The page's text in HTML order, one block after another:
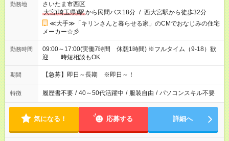
勤務地
さいたま市西区
大宮(埼玉県)駅から民間バス18分 / 西大宮駅から徒歩32分
≪大手≫「キリンさんと暮らせる家」のCMでおなじみの住宅
メーカー☆彡
勤務時間
09:00～17:00(実働7時間 休憩1時間) ※フルタイム（9-18）歓
迎 時短相談もOK
期間 【急募】即日～長期 ※即日～！
特徴 履歴書不要 / 40～50代活躍中 / 服装自由 / パソコンスキル不要
気になる！ 応募する 詳細へ